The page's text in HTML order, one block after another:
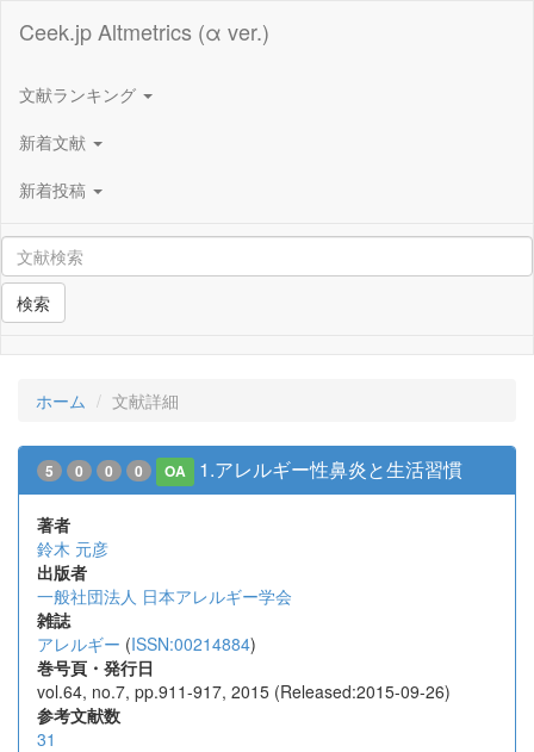
Ceek.jp Altmetrics (α ver.)
文献ランキング
新着文献
新着投稿
検索
ホーム 文献詳細
5 0 0 0 OA 1.アレルギー性鼻炎と生活習慣
著者
鈴木 元彦
出版者
一般社団法人 日本アレルギー学会
雑誌
アレルギー (ISSN:00214884)
巻号頁・発行日
vol.64, no.7, pp.911-917, 2015 (Released:2015-09-26)
参考文献数
31